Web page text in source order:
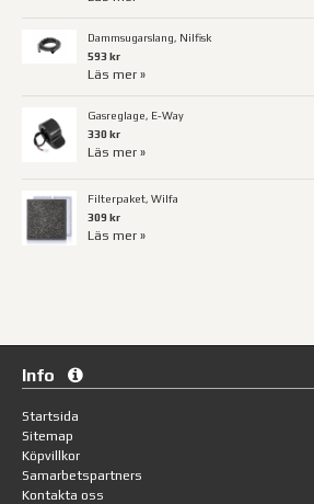
Dammsugarslang, Nilfisk
593 kr
Läs mer »
Gasreglage, E-Way
330 kr
Läs mer »
Filterpaket, Wilfa
309 kr
Läs mer »
Info
Startsida
Sitemap
Köpvillkor
Samarbetspartners
Kontakta oss